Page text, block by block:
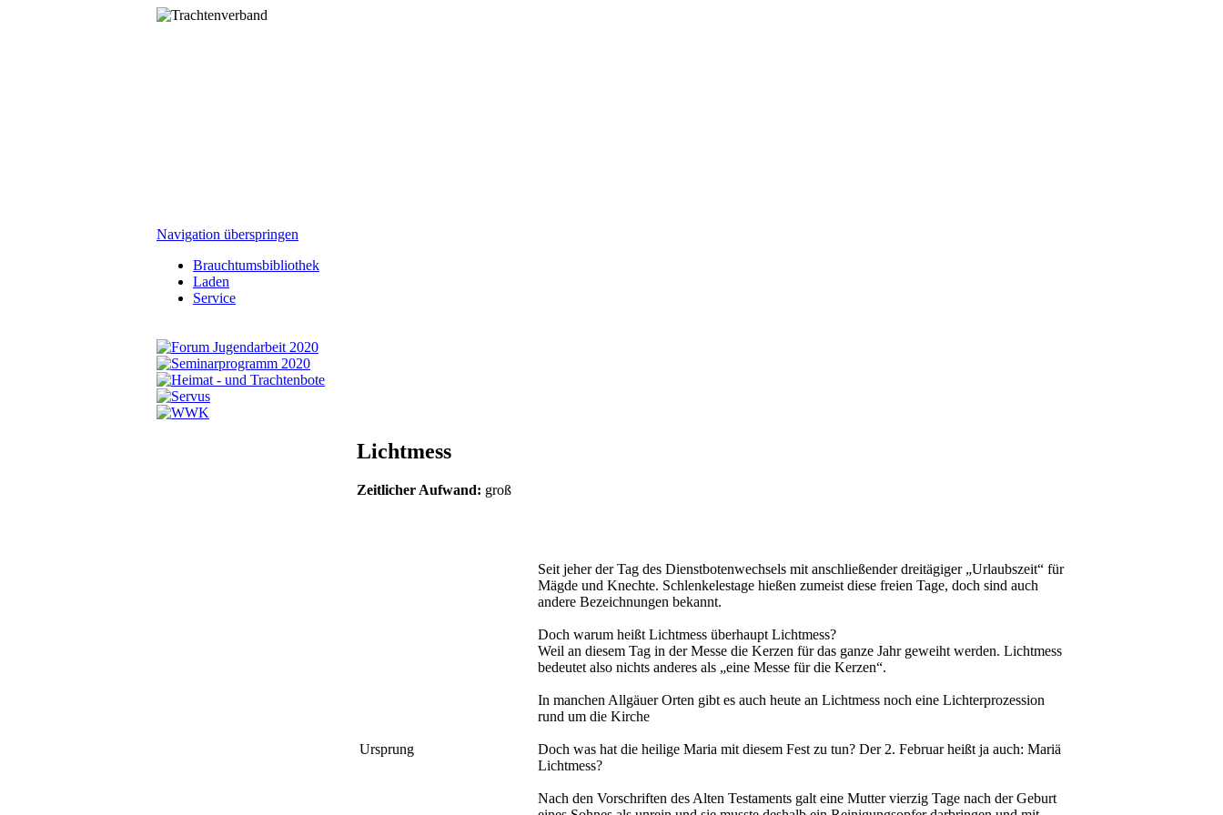
Navigation überspringen
Brauchtumsbibliothek
Laden
Service
Lichtmess
Zeitlicher Aufwand: groß
Ursprung
Seit jeher der Tag des Dienstbotenwechsels mit anschließender dreitägiger „Urlaubszeit“ für
Mägde und Knechte. Schlenkelestage hießen zumeist diese freien Tage, doch sind auch
andere Bezeichnungen bekannt.
Doch warum heißt Lichtmess überhaupt Lichtmess?
Weil an diesem Tag in der Messe die Kerzen für das ganze Jahr geweiht werden. Lichtmess
bedeutet also nichts anderes als „eine Messe für die Kerzen“.
In manchen Allgäuer Orten gibt es auch heute an Lichtmess noch eine Lichterprozession
rund um die Kirche
Doch was hat die heilige Maria mit diesem Fest zu tun? Der 2. Februar heißt ja auch: Mariä
Lichtmess?
Nach den Vorschriften des Alten Testaments galt eine Mutter vierzig Tage nach der Geburt